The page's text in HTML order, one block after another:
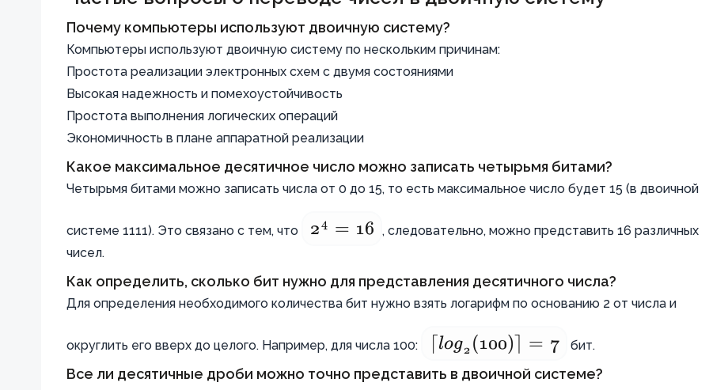
Почему компьютеры используют двоичную систему?
Компьютеры используют двоичную систему по нескольким причинам:
Простота реализации электронных схем с двумя состояниями
Высокая надежность и помехоустойчивость
Простота выполнения логических операций
Экономичность в плане аппаратной реализации
Какое максимальное десятичное число можно записать четырьмя битами?
Четырьмя битами можно записать числа от 0 до 15, то есть максимальное число будет 15 (в двоичной
системе 1111). Это связано с тем, что
2^4
16
2 4 = 16 , следовательно, можно представить 16 различных
чисел.
Как определить, сколько бит нужно для представления десятичного числа?
Для определения необходимого количества бит нужно взять логарифм по основанию 2 от числа и
округлить его вверх до целого. Например, для числа 100:
\lceil
\log_2(100)
log2 ( 100 )⌉ = 7 бит.
Все ли десятичные дроби можно точно представить в двоичной системе?